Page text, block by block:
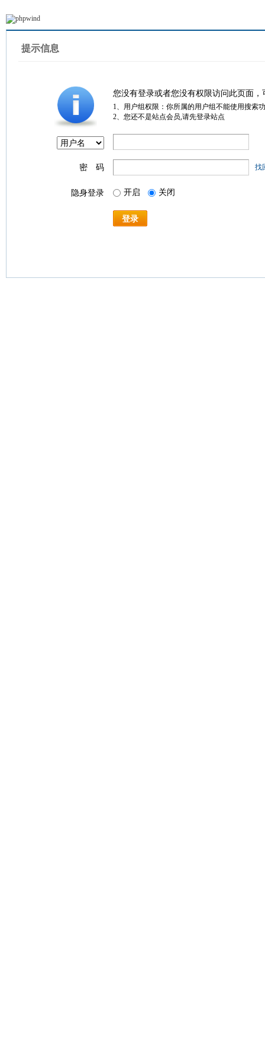
提示信息
您没有登录或者您没有权限访问此页面
1、用户组权限：你所属的用户组不能使用搜索
2、您还不是站点会员,请先登录站点
密 码 找
隐身登录 开启 关闭
登录